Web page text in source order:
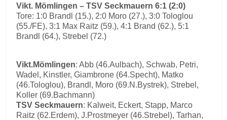
Vikt. Mömlingen – TSV Seckmauern 6:1 (2:0)
Tore: 1:0 Brandl (15.), 2:0 Moro (27.), 3:0 Tologlou
(55./FE), 3:1 Max Raitz (59.), 4:1 Brand (62.), 5:1
Brandl (64.), Strebel (72.)
Vikt.Mömlingen: Abb (46.Aulbach), Schwab, Petri,
Wadel, Kinstler, Giambrone (64.Specht), Matko
(46.Tologlou), Brandl, Moro (69.N.Bystrek), Strebel,
Koller (69.Bachmann)
TSV Seckmauern: Kalweit, Eckert, Stapp, Marco
Raitz (62.Erdem), J.Prostmeyer (46.Strebel), Tarhan,